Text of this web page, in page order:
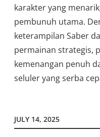
karakter yang
pembunuh utama.
keterampilan Saber
permainan strategis,
kemenangan penuh
seluler yang serba
JULY 14, 2025